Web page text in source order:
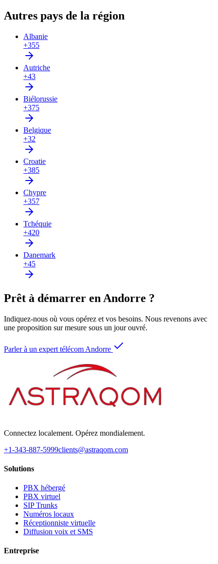
Autres pays de la région
Albanie
+355
Autriche
+43
Biélorussie
+375
Belgique
+32
Croatie
+385
Chypre
+357
Tchéquie
+420
Danemark
+45
Prêt à démarrer en Andorre ?
Indiquez-nous où vous opérez et vos besoins. Nous revenons avec
une proposition sur mesure sous un jour ouvré.
Parler à un expert télécom Andorre
Connectez localement. Opérez mondialement.
+1-343-887-5999clients@astraqom.com
Solutions
PBX hébergé
PBX virtuel
SIP Trunks
Numéros locaux
Réceptionniste virtuelle
Diffusion voix et SMS
Entreprise